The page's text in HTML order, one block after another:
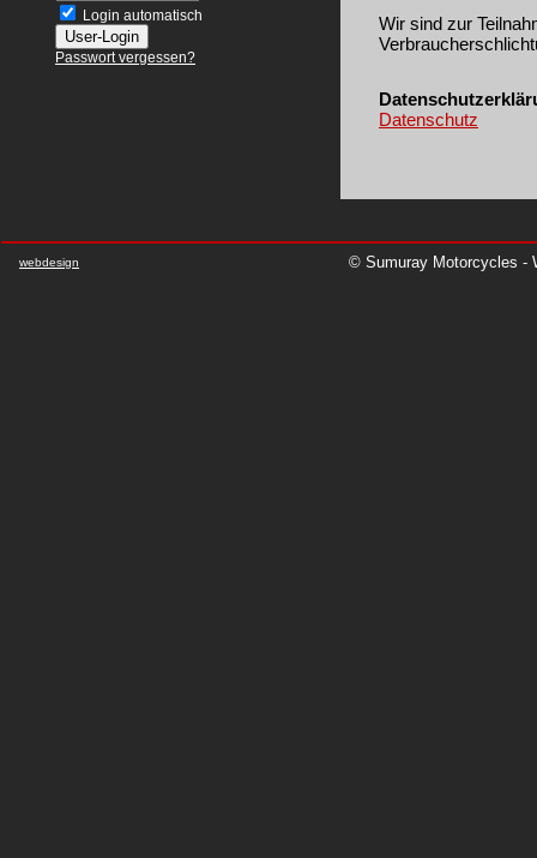
Login automatisch
Passwort vergessen?
Wir sind zur
Datenschutz
webdesign © Sumuray Motorcycles -